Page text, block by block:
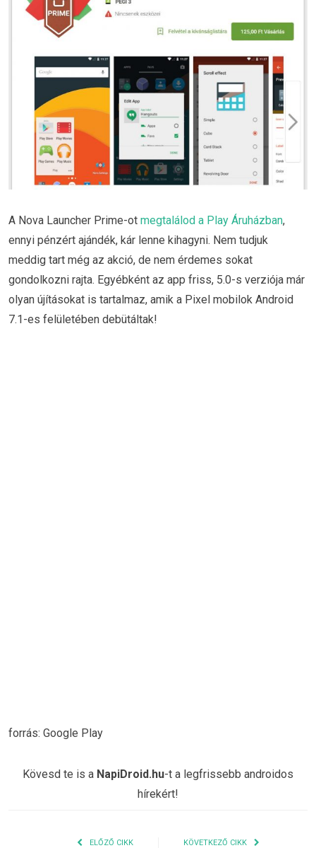
A Nova Launcher Prime-ot megtalálod a Play Áruházban,
ennyi pénzért ajándék, kár lenne kihagyni. Nem tudjuk
meddig tart még az akció, de nem érdemes sokat
gondolkozni rajta. Egyébként az app friss, 5.0-s verziója már
olyan újításokat is tartalmaz, amik a Pixel mobilok Android
7.1-es felületében debütáltak!
forrás: Google Play
Kövesd te is a NapiDroid.hu-t a legfrissebb androidos
hírekért!
ELŐZŐ CIKK KÖVETKEZŐ CIKK